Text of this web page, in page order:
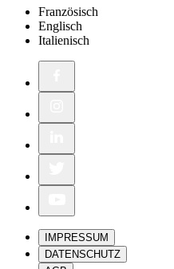
Französisch
Englisch
Italienisch
IMPRESSUM
DATENSCHUTZ